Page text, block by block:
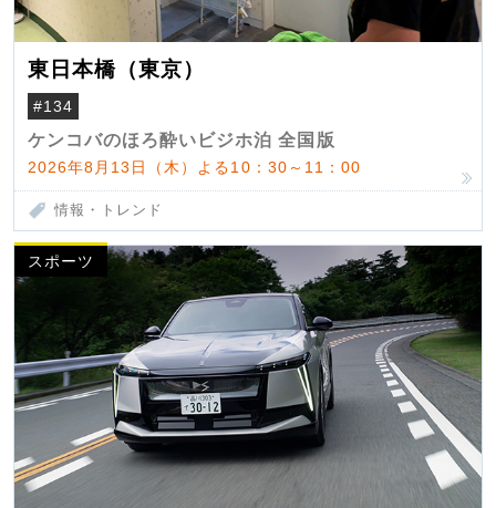
東日本橋（東京）
#134
ケンコバのほろ酔いビジホ泊 全国版
2026年8月13日（木）よる10：30～11：00
情報・トレンド
スポーツ